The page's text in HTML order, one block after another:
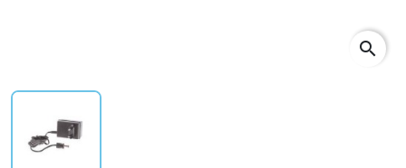
search